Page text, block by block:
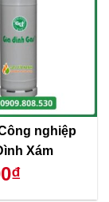
nghiệp
Xám